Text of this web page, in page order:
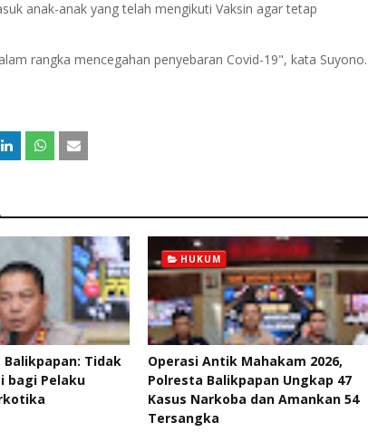
anak-anak yang telah mengikuti Vaksin agar tetap
rangka mencegahan penyebaran Covid-19", kata Suyono.
Tidak
bagi Pelaku
HUKUM
Operasi Antik Mahakam 2026,
Polresta Balikpapan Ungkap 47
Kasus Narkoba dan Amankan 54
Tersangka